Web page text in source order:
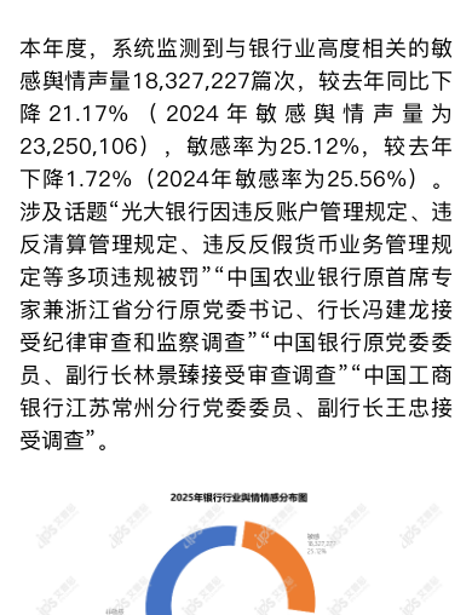
本年度，系统监测到与银行业高度相关的敏
感舆情声量18,327,227篇次，较去年同比下
降21.17%（2024年敏感舆情声量为
23,250,106），敏感率为25.12%，较去年
下降1.72%（2024年敏感率为25.56%）。
涉及话题“光大银行因违反账户管理规定、违
反清算管理规定、违反反假货币业务管理规
定等多项违规被罚”“中国农业银行原首席专
家兼浙江省分行原党委书记、行长冯建龙接
受纪律审查和监察调查”“中国银行原党委委
员、副行长林景臻接受审查调查”“中国工商
银行江苏常州分行党委委员、副行长王忠接
受调查”。